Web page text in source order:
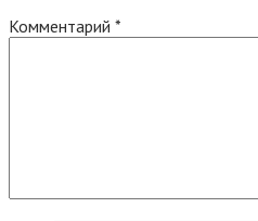
Комментарий *